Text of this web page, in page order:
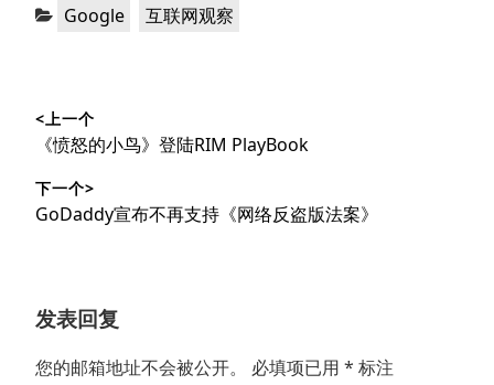
分
Google ，
互联网观察
章
导
航
<上一个
上
文
章：
《愤怒的小鸟》登陆RIM PlayBook
下一个>
下
GoDaddy宣布不再支持《网络反盗版法案》
发表回复
您的邮箱地址不会被公开。 必填项已用 * 标注